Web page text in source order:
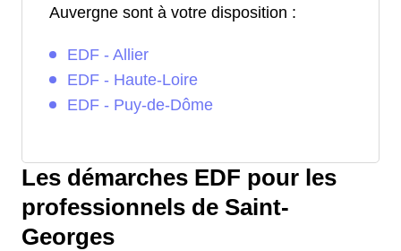
Auvergne sont à votre disposition :
EDF - Allier
EDF - Haute-Loire
EDF - Puy-de-Dôme
Les démarches EDF pour les
professionnels de Saint-
Georges